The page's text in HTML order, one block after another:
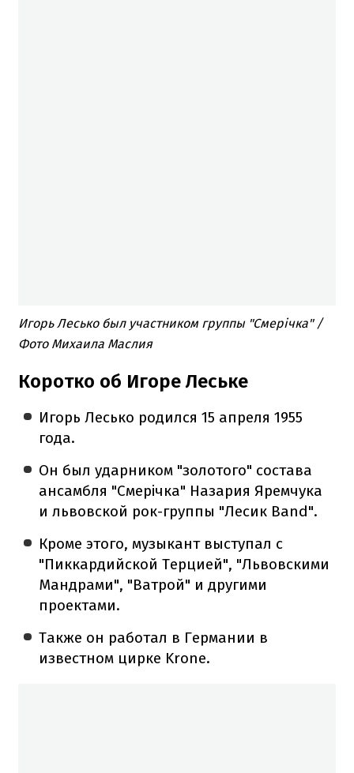
Игорь Лесько был участником группы "Смерічка" /
Фото Михаила Маслия
Коротко об Игоре Леське
Игорь Лесько родился 15 апреля 1955
года.
Он был ударником "золотого" состава
ансамбля "Смерічка" Назария Яремчука
и львовской рок-группы "Лесик Band".
Кроме этого, музыкант выступал с
"Пиккардийской Терцией", "Львовскими
Мандрами", "Ватрой" и другими
проектами.
Также он работал в Германии в
известном цирке Krone.